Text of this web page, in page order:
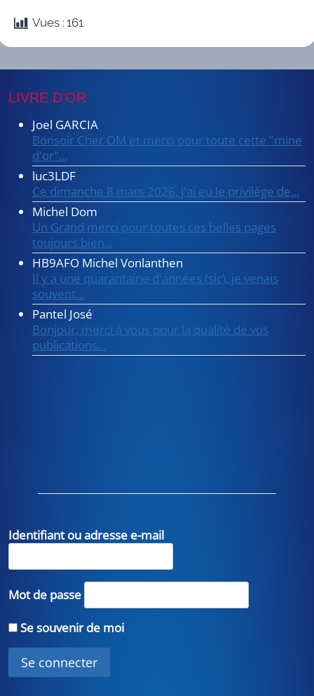
Vues : 161
LIVRE D’OR
Joel GARCIA
Bonsoir Cher OM et merci pour toute cette "mine
d'or"...
luc3LDF
Ce dimanche 8 mars 2026, j'ai eu le privilège de...
Michel Dom
Un Grand merci pour toutes ces belles pages
toujours bien...
HB9AFO Michel Vonlanthen
Il y a une quarantaine d'années (sic), je venais
souvent...
Pantel José
Bonjour, merci à vous pour la qualité de vos
publications...
Identifiant ou adresse e-mail
Mot de passe
Se souvenir de moi